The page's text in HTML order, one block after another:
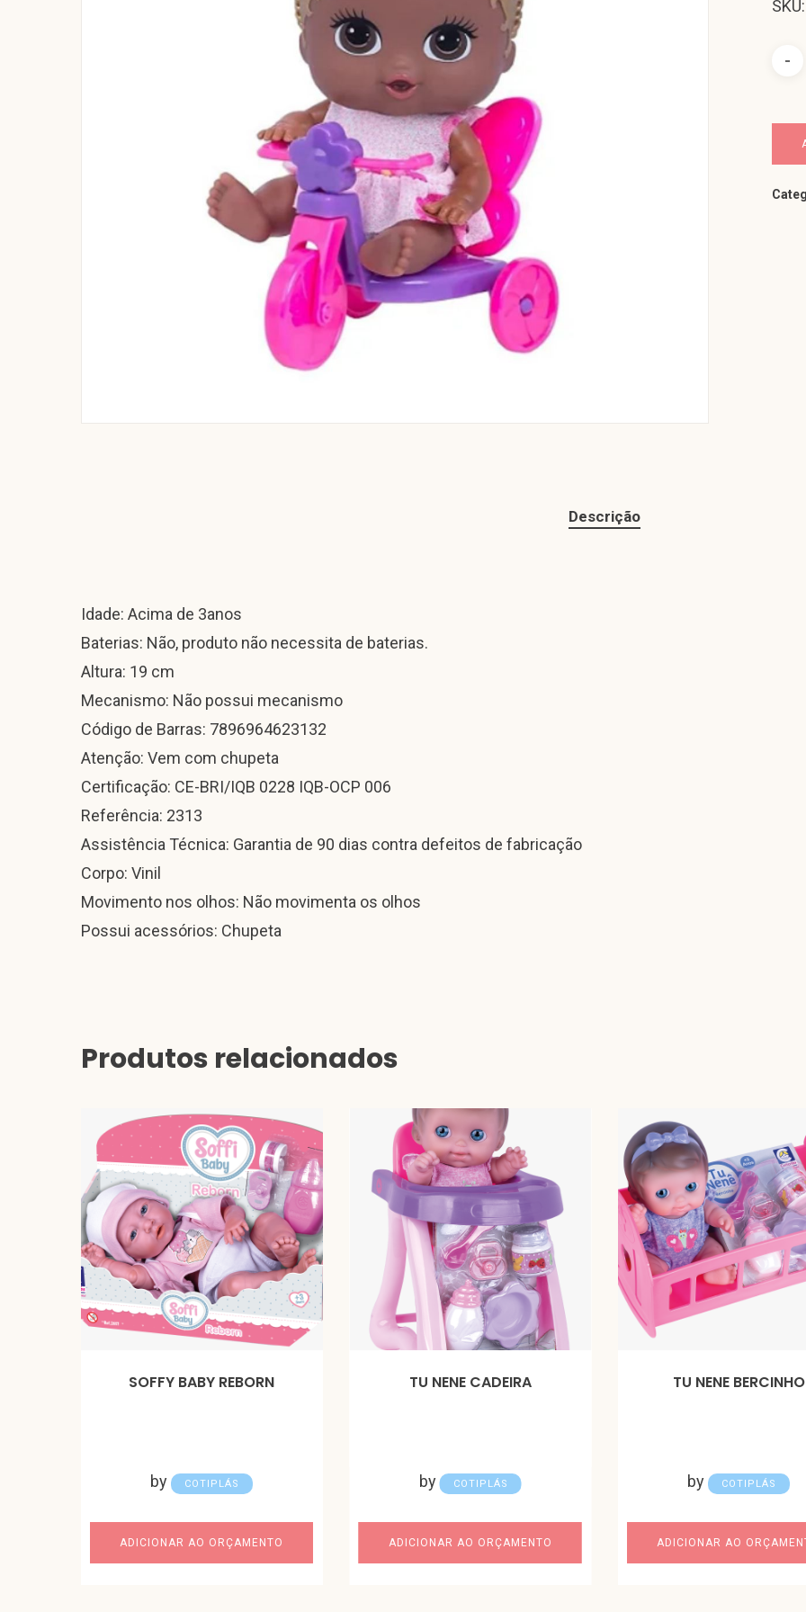
Descrição
Idade: Acima de 3anos
Baterias: Não, produto não necessita de baterias.
Altura: 19 cm
Mecanismo: Não possui mecanismo
Código de Barras: 7896964623132
Atenção: Vem com chupeta
Certificação: CE-BRI/IQB 0228 IQB-OCP 006
Referência: 2313
Assistência Técnica: Garantia de 90 dias contra defeitos de fabricação
Corpo: Vinil
Movimento nos olhos: Não movimenta os olhos
Possui acessórios: Chupeta
Produtos relacionados
SOFFY BABY REBORN
by COTIPLÁS
ADICIONAR AO ORÇAMENTO
TU NENE CADEIRA
by COTIPLÁS
ADICIONAR AO ORÇAMENTO
TU NENE BERCINHO
by COTIPLÁS
ADICIONAR AO